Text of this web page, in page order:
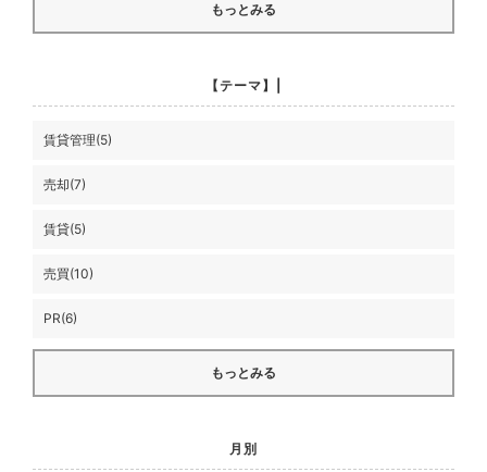
もっとみる
【テーマ】|
賃貸管理(5)
売却(7)
賃貸(5)
売買(10)
PR(6)
もっとみる
月別